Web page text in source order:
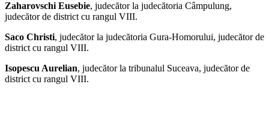
Zaharovschi Eusebie, judecător la judecătoria Câmpulung,
judecător de district cu rangul VIII.
Saco Christi, judecător la judecătoria Gura-Homorului, judecător de
district cu rangul VIII.
Isopescu Aurelian, judecător la tribunalul Suceava, judecător de
district cu rangul VIII.